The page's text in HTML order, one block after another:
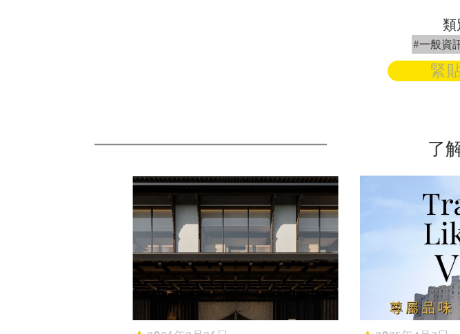
類
#一般資
緊
了